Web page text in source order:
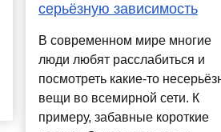
серьёзную зависимость
В современном мире многие
люди любят расслабиться и
посмотреть какие-то
вещи во всемирной сети. К
примеру, забавные короткие